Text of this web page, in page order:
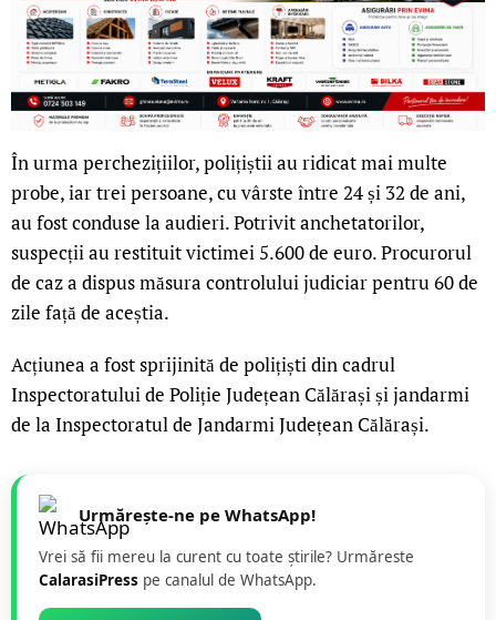
În urma perchezițiilor, polițiștii au ridicat mai multe
probe, iar trei persoane, cu vârste între 24 și 32 de ani,
au fost conduse la audieri. Potrivit anchetatorilor,
suspecții au restituit victimei 5.600 de euro. Procurorul
de caz a dispus măsura controlului judiciar pentru 60 de
zile față de aceștia.
Acțiunea a fost sprijinită de polițiști din cadrul
Inspectoratului de Poliție Județean Călărași și jandarmi
de la Inspectoratul de Jandarmi Județean Călărași.
Urmărește-ne pe WhatsApp!
Vrei să fii mereu la curent cu toate știrile? Urmăreste
CalarasiPress pe canalul de WhatsApp.